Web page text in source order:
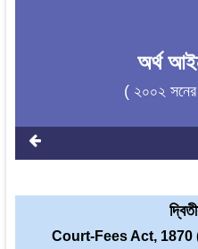
অর্থ
( ২০০২
Court-Fees Act, 1870